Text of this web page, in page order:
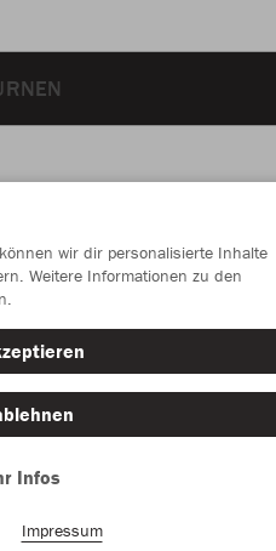
wir dir personalisierte Inhalte
Weitere Informationen zu den
Infos
Impressum